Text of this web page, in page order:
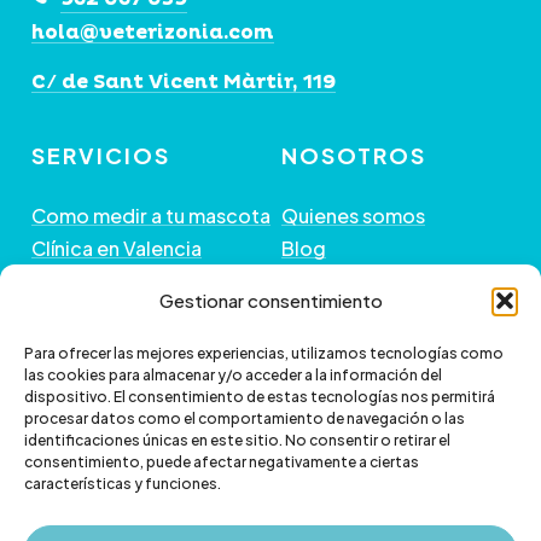
Gestionar consentimiento
Para ofrecer las mejores experiencias, utilizamos tecnologías como
las cookies para almacenar y/o acceder a la información del
dispositivo. El consentimiento de estas tecnologías nos permitirá
procesar datos como el comportamiento de navegación o las
identificaciones únicas en este sitio. No consentir o retirar el
consentimiento, puede afectar negativamente a ciertas
características y funciones.
página
de
producto
hola@veterizonia.com
C/ de Sant Vicent Màrtir, 119
SERVICIOS
Como medir a tu mascota
Clínica en Valencia
NOSOTROS
Quienes somos
Blog
GUÍA DE COMPRA
Preguntas frecuentes
Paga a plazos con Klarna
Paga a plazos con
scalapay
+ INFORMACIÓN
Política de envío
Cambios y devoluciones
Política de Privacidad